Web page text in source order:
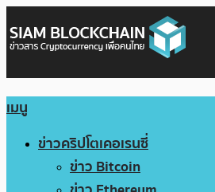
เมนู
ข่าวคริปโตเคอเรนซี่
ข่าว Bitcoin